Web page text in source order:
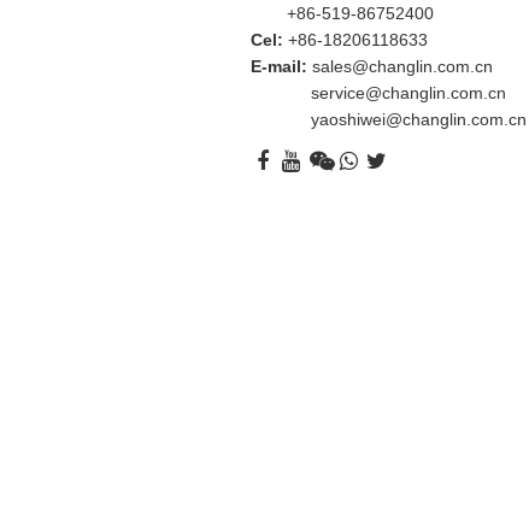
+86-519-86752400
Cel: +86-18206118633
E-mail:sales@changlin.com.cn
service@changlin.com.cn
yaoshiwei@changlin.com.cn